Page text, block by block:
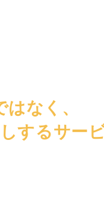
なく、
するサービ